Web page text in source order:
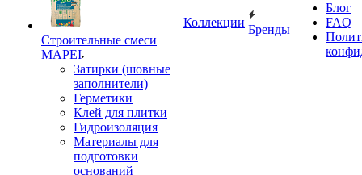
Строительные смеси
MAPEI
Затирки (шовные
заполнители)
Герметики
Клей для плитки
Гидроизоляция
Материалы для
подготовки
оснований
Коллекции
Бренды
Блог
FAQ